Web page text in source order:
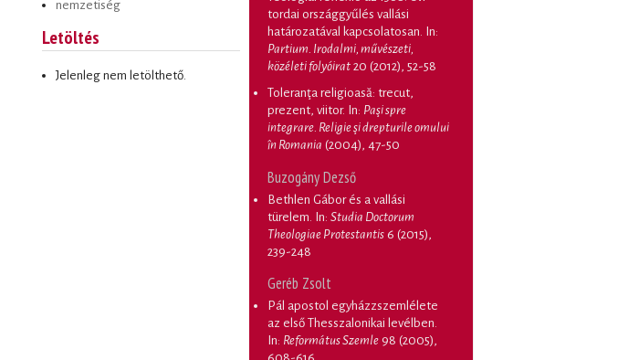
nemzetiség
Letöltés
Jelenleg nem letölthető.
tordai országgyűlés vallási
határozatával kapcsolatosan. In:
Partium. Irodalmi, művészeti,
közéleti folyóirat 20 (2012), 52-58
Toleranţa religioasă: trecut,
prezent, viitor. In: Paşi spre
integrare. Religie şi drepturile omului
în Romania (2004), 47-50
Buzogány Dezső
Bethlen Gábor és a vallási
türelem . In: Studia Doctorum
Theologiae Protestantis 6 (2015),
239-248
Geréb Zsolt
Pál apostol egyházzszemlélete
az első Thesszalonikai levélben.
In: Református Szemle 98 (2005),